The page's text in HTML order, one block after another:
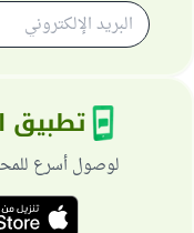
تطبيق
لوصول أسرع